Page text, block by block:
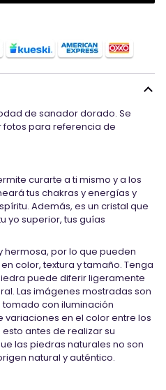
de sanador dorado. Se
fotos para referencia de
curarte a ti mismo y a los
tus chakras y energías y
Además, es un cristal que
yo superior, tus guías
hermosa, por lo que pueden
color, textura y tamaño. Tenga
puede diferir ligeramente
Las imágenes mostradas son
tomado con iluminación
en el color entre los
antes de realizar su
las piedras naturales no son
natural y auténtico.